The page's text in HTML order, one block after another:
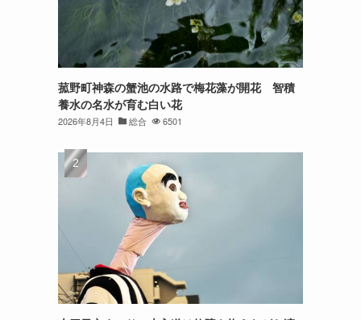
菰野町神森の蟹池の水路で梅花藻が開花 智積
養水の名水が育む白い花
2026年8月4日 総合 6501